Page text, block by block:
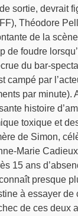
sortie, devrait
Théodore
de la
de foudre
du bar-
campé par
par minute).
histoire
toxique et
de Simon,
Marie
15 ans
presque
à essayer de
de ces deux